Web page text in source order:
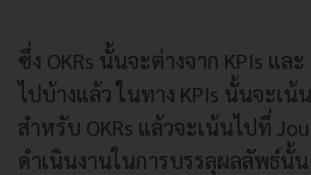
ซึ่ง OKRs นั้นจะต่างจาก KPIs แล
ไปบ้างแล้ว ในทาง KPIs นั้นจะเ
สำหรับ OKRs แล้วจะเน้นไปที่
ดำเนินงานในการบรรลุผลลัพธ์นั้น